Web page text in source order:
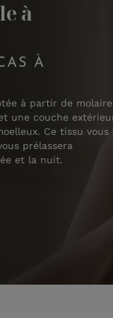
à
À
à partir de molaire
une couche
Ce tissu vous
prélassera
et la nuit.